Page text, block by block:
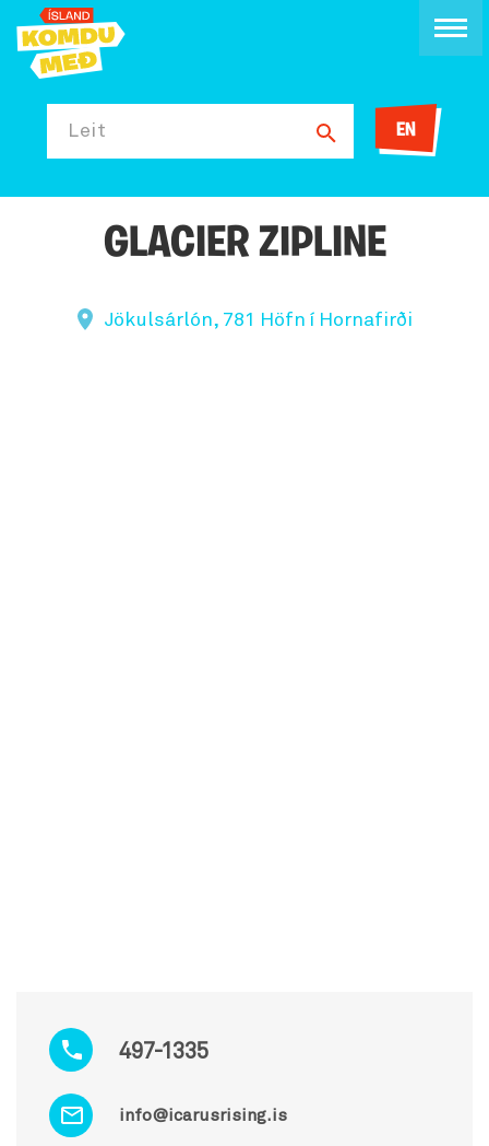
Leit EN
GLACIER ZIPLINE
Jökulsárlón, 781 Höfn í Hornafirði
497-1335
info@icarusrising.is